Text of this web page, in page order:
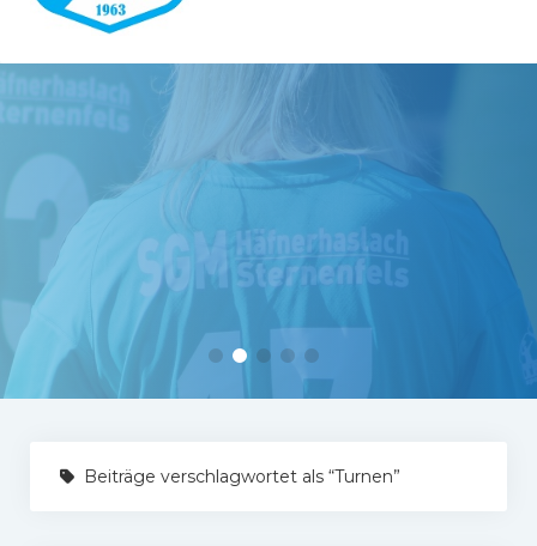
1. Mannschaft
Ergebnisse 1. Mannschaft
Tabelle 1.Mannschaft
Spielerstatistik 1. Mannschaft
Spielplan Kreisliga A3
Beiträge verschlagwortet als “Turnen”